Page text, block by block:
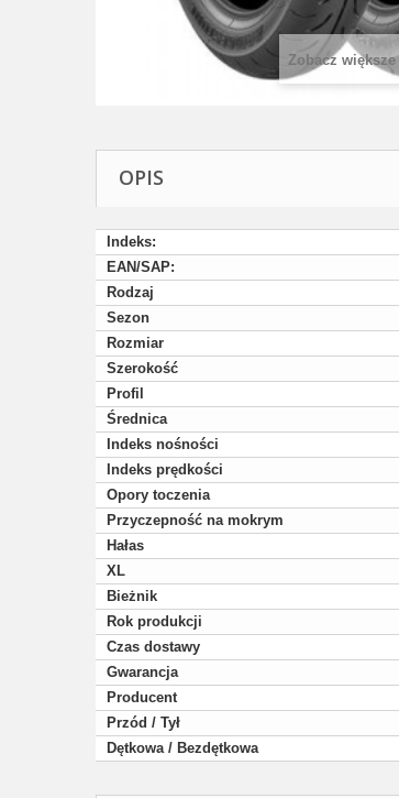
Zobacz większe
OPIS
Indeks:
EAN/SAP:
Rodzaj
Sezon
Rozmiar
Szerokość
Profil
Średnica
Indeks nośności
Indeks prędkości
Opory toczenia
Przyczepność na mokrym
Hałas
XL
Bieżnik
Rok produkcji
Czas dostawy
Gwarancja
Producent
Przód / Tył
Dętkowa / Bezdętkowa